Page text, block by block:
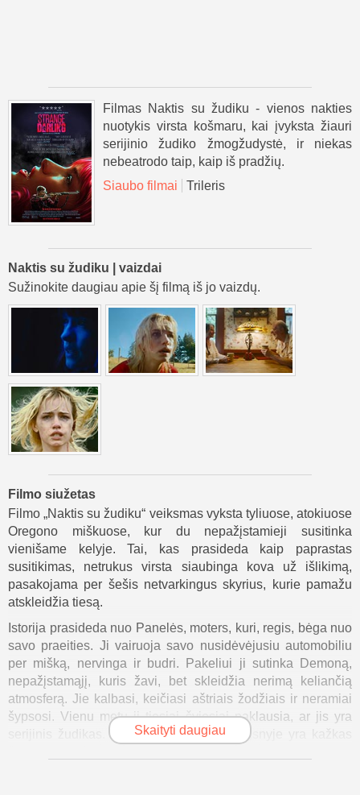
Filmas Naktis su žudiku - vienos nakties
nuotykis virsta košmaru, kai įvyksta žiauri
serijinio žudiko žmogžudystė, ir niekas
nebeatrodo taip, kaip iš pradžių.
Siaubo filmai
Trileris
Naktis su žudiku | vaizdai
Sužinokite daugiau apie šį filmą iš jo vaizdų.
Filmo siužetas
Filmo „Naktis su žudiku“ veiksmas vyksta tyliuose, atokiuose
Oregono miškuose, kur du nepažįstamieji susitinka
vienišame kelyje. Tai, kas prasideda kaip paprastas
susitikimas, netrukus virsta siaubinga kova už išlikimą,
pasakojama per šešis netvarkingus skyrius, kurie pamažu
atskleidžia tiesą.
Istorija prasideda nuo Panelės, moters, kuri, regis, bėga nuo
savo praeities. Ji vairuoja savo nusidėvėjusiu automobiliu
per mišką, nervinga ir budri. Pakeliui ji sutinka Demoną,
nepažįstamąjį, kuris žavi, bet skleidžia nerimą keliančią
atmosferą. Jie kalbasi, keičiasi aštriais žodžiais ir neramiai
šypsosi. Vienu metu ji tiesiai šviesiai paklausia, ar jis yra
serijinis žudikas. Jis juokiasi, bet jo žvilgsnyje yra kažkas
Skaityti daugiau